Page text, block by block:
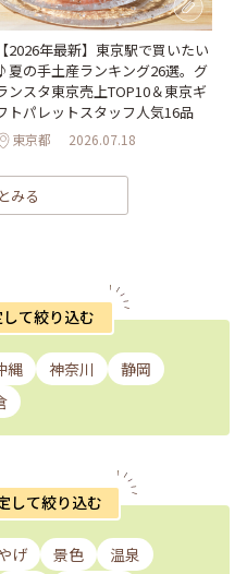
【2026年最新】東京駅で買いたい
夏の手土産ランキング26選。グ
ンスタ東京売上TOP10＆東京ギ
トパレットスタッフ人気16品
東京都 2026.07.18
みる
て絞り込む
縄 神奈川
静岡
して絞り込む
げ 景色
温泉